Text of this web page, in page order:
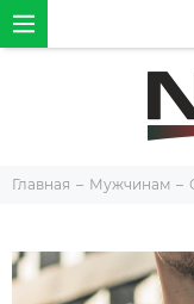
Главная Мужчинам